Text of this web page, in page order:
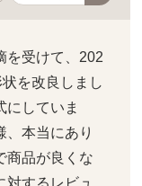
を受けて、202
を改良しまし
にしていま
、本当にあり
商品が良くな